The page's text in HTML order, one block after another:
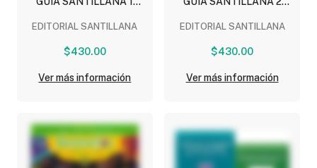
(INCLUYE ESCENARIOS,
ALAS DE PAPEL,
MATEMATICOS,
EDITORIAL SANTILLANA
$430.00
Ver más información
(INCLUYE ESCENARIOS,
ALAS DE PAPEL,
MATEMATICOS,
EDITORIAL SANTILLANA
$430.00
Ver más información